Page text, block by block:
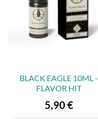
BLACK EAGLE 10ML -
FLAVOR HIT
Prix
5,90 €